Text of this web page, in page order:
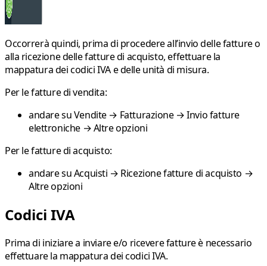
Occorrerà quindi, prima di procedere all’invio delle fatture o
alla ricezione delle fatture di acquisto, effettuare la
mappatura dei codici IVA e delle unità di misura.
Per le fatture di vendita:
andare suVendite → Fatturazione → Invio fatture
elettroniche → Altre opzioni
Per le fatture di acquisto:
andare suAcquisti → Ricezione fatture di acquisto →
Altre opzioni
Codici IVA
Prima di iniziare a inviare e/o ricevere fatture è necessario
effettuare la mappatura dei codici IVA.